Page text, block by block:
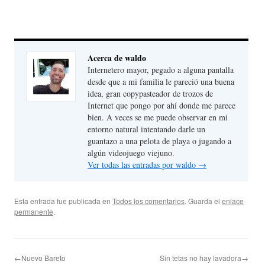
Acerca de waldo
Internetero mayor, pegado a alguna pantalla
desde que a mi familia le pareció una buena
idea, gran copypasteador de trozos de
Internet que pongo por ahí donde me parece
bien. A veces se me puede observar en mi
entorno natural intentando darle un
guantazo a una pelota de playa o jugando a
algún videojuego viejuno.
Ver todas las entradas por waldo →
Esta entrada fue publicada en Todos los comentarios. Guarda el enlace
permanente.
←Nuevo Bareto Sin tetas no hay lavadora→